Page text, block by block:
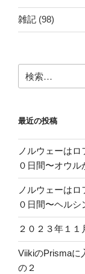
雑記 (98)
索:
最近の投稿
ノルウェーは
０日間〜オウ
ノルウェーは
０日間〜ヘル
２０２３年１
ViikiのPrismaに
の２